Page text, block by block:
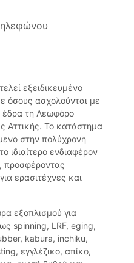
εξειδικευμένο
όσους ασχολούνται με
έδρα τη Λεωφόρο
Αττικής. Το κατάστημα
στην πολύχρονη
ιδιαίτερο ενδιαφέρον
προσφέροντας
ερασιτέχνες και
εξοπλισμού για
spinning, LRF, eging,
kabura, inchiku,
εγγλέζικο, απίκο,